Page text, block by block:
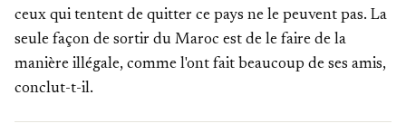
ceux qui tentent de quitter ce pays ne le peuvent pas. La
seule façon de sortir du Maroc est de le faire de la
manière illégale, comme l'ont fait beaucoup de ses amis,
conclut-t-il.